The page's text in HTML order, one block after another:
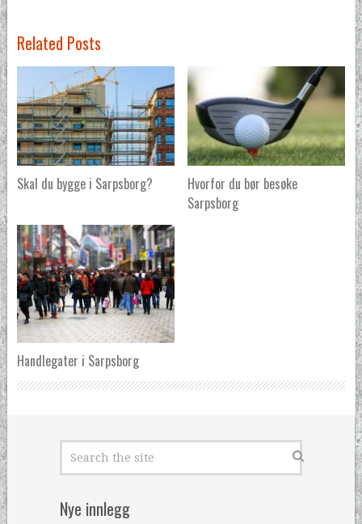
Related Posts
Skal du bygge i Sarpsborg?
Hvorfor du bør besøke
Sarpsborg
Handlegater i Sarpsborg
Nye innlegg